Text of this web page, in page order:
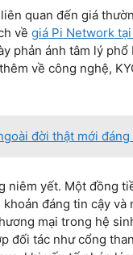
quan đến giá
về giá Pi Network
phản ánh tâm lý
về công nghệ,
đời thật mới đáng
niêm yết. Một đồng
đáng tin cậy và
mại trong hệ
đối tác như cổng